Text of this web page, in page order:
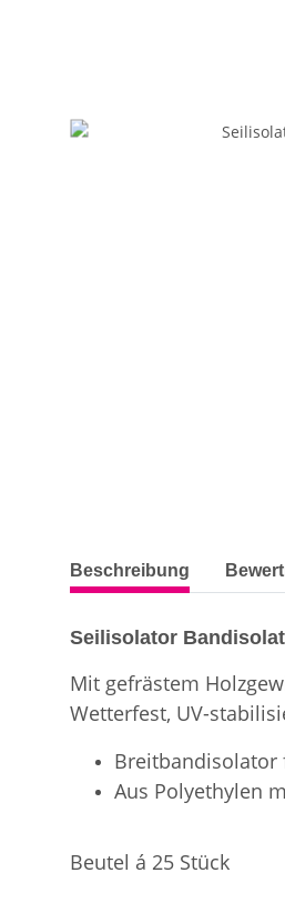
weitere Registerkarten
Beschreibung
Seilisolator
Mit gefrästem
Wetterfest, UV-
Breitbandisolator
Aus Polyethylen
Beutel á 25 Stück